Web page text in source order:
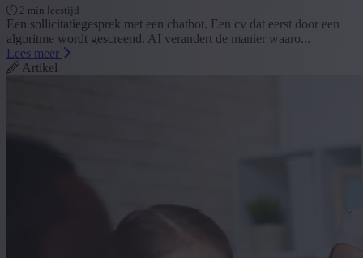
2 min leestijd
Een sollicitatiegesprek met een chatbot. Een cv dat eerst door een
algoritme wordt gescreend. AI verandert de manier waaro...
Lees meer
Artikel